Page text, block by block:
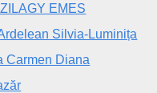
EMES
Silvia-Luminița
Carmen Diana